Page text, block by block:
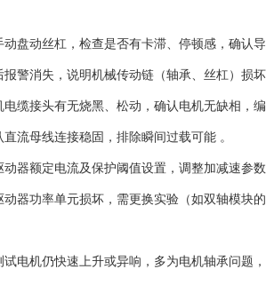
盘动丝杠，检查是否有卡滞、停顿感，确认
警消失，说明机械传动链（轴承、丝杠）损
缆接头有无烧黑、松动，确认电机无缺相，
流母线连接稳固，排除瞬间过载可能 。‌‌‌
器额定电流及保护阈值设置，调整加减速参
器功率单元损坏，需更换实验（如双轴模块
电机仍快速上升或异响，多为电机轴承问题